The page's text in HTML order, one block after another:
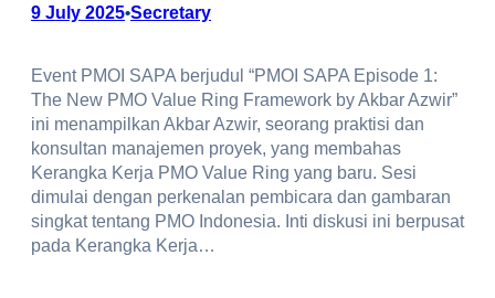
9 July 2025•Secretary
Event PMOI SAPA berjudul “PMOI SAPA Episode 1:
The New PMO Value Ring Framework by Akbar Azwir”
ini menampilkan Akbar Azwir, seorang praktisi dan
konsultan manajemen proyek, yang membahas
Kerangka Kerja PMO Value Ring yang baru. Sesi
dimulai dengan perkenalan pembicara dan gambaran
singkat tentang PMO Indonesia. Inti diskusi ini berpusat
pada Kerangka Kerja…